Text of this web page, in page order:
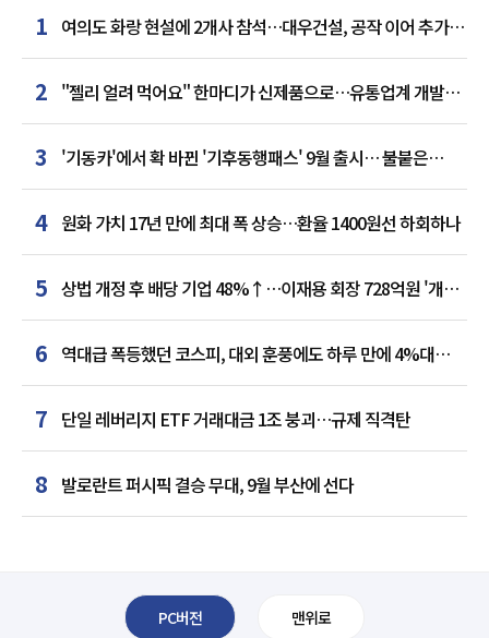
1 여의도 화랑 현설에 2개사 참석…대우건설, 공작 이어 추가
거점 확보하나
2 "젤리 얼려 먹어요" 한마디가 신제품으로…유통업계 개발실
된 SNS
3
'기동카'에서 확 바뀐 '기후동행패스' 9월 출시… 불붙은
카드사 경쟁
4 원화 가치 17년 만에 최대 폭 상승…환율 1400원선 하회하나
5 상법 개정 후 배당 기업 48%↑…이재용 회장 728억원 '개인
최다'
6 역대급 폭등했던 코스피, 대외 훈풍에도 하루 만에 4%대
급락
7 단일 레버리지 ETF 거래대금 1조 붕괴…규제 직격탄
8 발로란트 퍼시픽 결승 무대, 9월 부산에 선다
PC버전 맨위로